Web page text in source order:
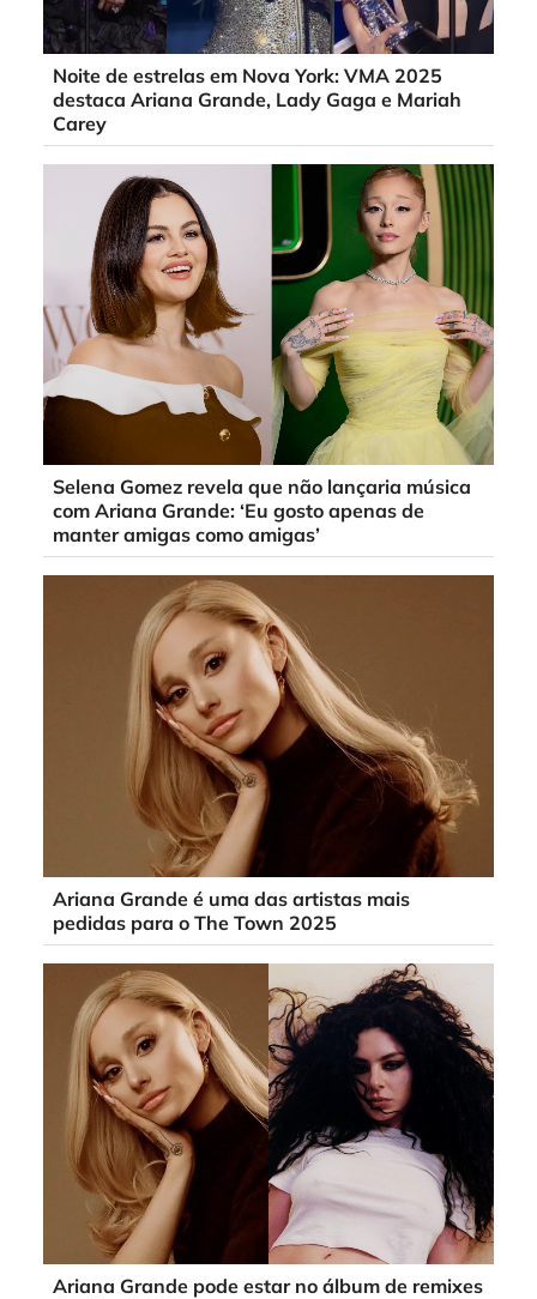
Noite de estrelas em Nova York: VMA 2025
destaca Ariana Grande, Lady Gaga e Mariah
Carey
Selena Gomez revela que não lançaria música
com Ariana Grande: ‘Eu gosto apenas de
manter amigas como amigas’
Ariana Grande é uma das artistas mais
pedidas para o The Town 2025
Ariana Grande pode estar no álbum de remixes